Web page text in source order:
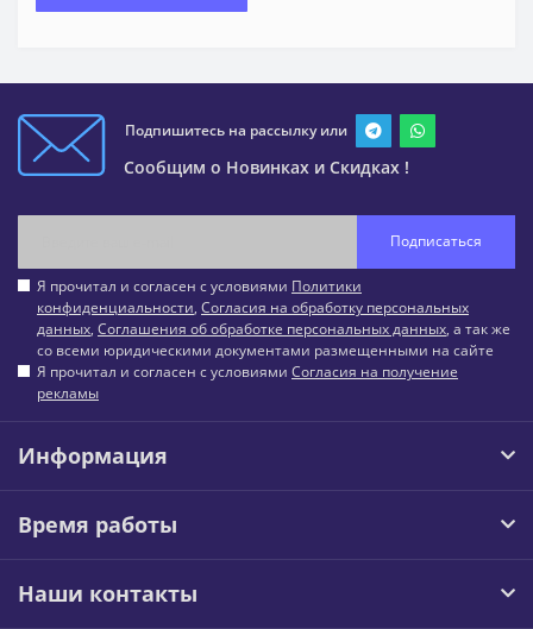
Подпишитесь на рассылку или
Сообщим о Новинках и Скидках !
Подписаться
Я прочитал и согласен с условиями Политики
конфиденциальности, Согласия на обработку персональных
данных, Соглашения об обработке персональных данных, а так же
со всеми юридическими документами размещенными на сайте
Я прочитал и согласен с условиями Согласия на получение
рекламы
Информация
Время работы
Наши контакты